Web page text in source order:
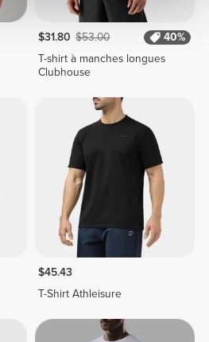
$31.80 $53.00
40%
T-shirt à manches longues
Clubhouse
$45.43
T-Shirt Athleisure